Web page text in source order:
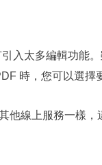
入太多編輯功能
時，您可以選擇
他線上服務一樣